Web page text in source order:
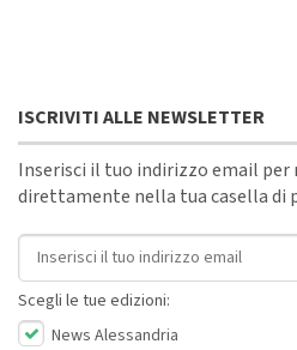
ISCRIVITI ALLE NEWSLETTER
Inserisci il tuo indirizzo email per
direttamente nella tua casella di
Indirizzo email
Scegli le tue edizioni:
News Alessandria